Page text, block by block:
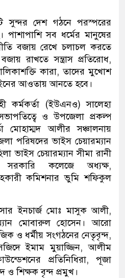
দেশ গঠনে পরস্পরের
সব ধর্মের মানুষের
বজায় রেখে চলাচল করতে
রাখতে সন্ত্রাস প্রতিরোধ,
কারা, তাদের মুখোশ
আওতায় আনতে হবে।
কর্মকর্তা (ইউএনও) সালেহা
ও উপজেলা প্রকল্প
মোহাম্মদ আলীর সঞ্চালনায়
পরিষদের ভাইস চেয়ারম্যান
ভাইস চেয়ারম্যান সীমা রানী
সরকারি কলেজে অধ্যক্ষ,
কমিশনার ভুমি শফিকুল
ইনচার্জ মোঃ মাসুক আলী,
মোবারুল হোসেন। আরো
ও ধর্মীয় সংগঠনের নেতৃবৃন্দ,
ইমাম মুয়াজ্জিন, আলীম
প্রতিনিধিরা, পূজা
ও শিক্ষক বৃন্দ প্রমুখ।